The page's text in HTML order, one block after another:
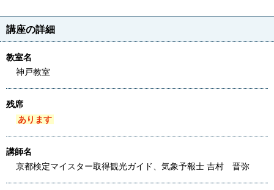
講座の詳細
教室名
神戸教室
残席
あります
講師名
京都検定マイスター取得観光ガイド、気象予報士 吉村 晋弥